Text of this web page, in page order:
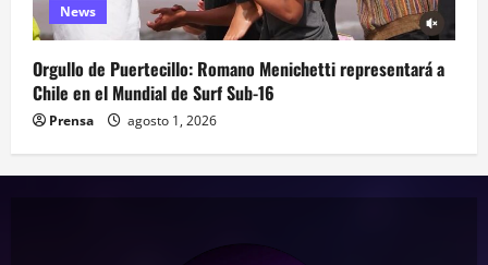
News
Orgullo de Puertecillo: Romano Menichetti representará a
Chile en el Mundial de Surf Sub-16
Prensa agosto 1, 2026